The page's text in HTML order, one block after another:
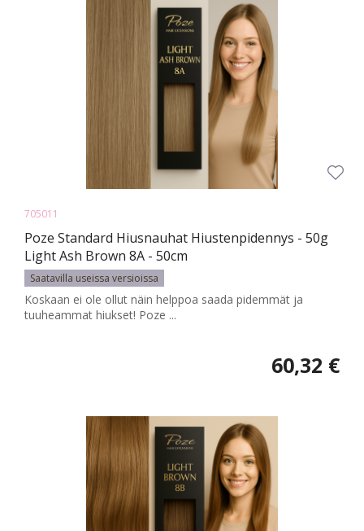
705011
Poze Standard Hiusnauhat Hiustenpidennys - 50g
Light Ash Brown 8A - 50cm
Saatavilla useissa versioissa
Koskaan ei ole ollut näin helppoa saada pidemmät ja
tuuheammat hiukset! Poze ...
60,32 €